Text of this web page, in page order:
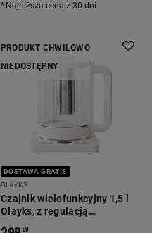
Najniższa cena z 30 dni
PRODUKT CHWILOWO
NIEDOSTĘPNY
DOSTAWA GRATIS
OLAYKS
Czajnik wielofunkcyjny 1,5 l
Olayks, z regulacją
00